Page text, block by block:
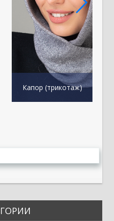
Капор (трикотаж)